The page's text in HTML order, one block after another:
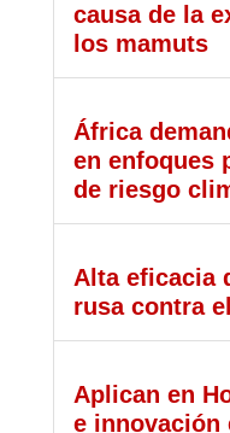
causa de la
los mamuts
África
en enfoques
de riesgo
Alta eficacia
rusa contra
Aplican en
e innovación